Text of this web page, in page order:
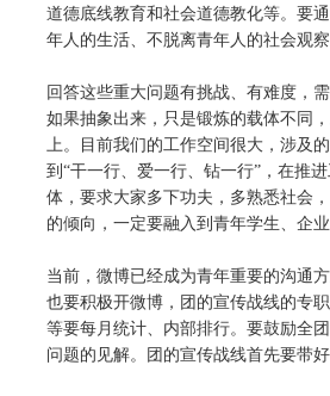
道德底线教育和社会道德教化等。要
年人的生活、不脱离青年人的社会观
回答这些重大问题有挑战、有难度，
如果抽象出来，只是锻炼的载体不同
上。目前我们的工作空间很大，涉及
到“干一行、爱一行、钻一行”，在推
体，要求大家多下功夫，多熟悉社会
的倾向，一定要融入到青年学生、企
当前，微博已经成为青年重要的沟通
也要积极开微博，团的宣传战线的专
等要每月统计、内部排行。要鼓励全
问题的见解。团的宣传战线首先要带好